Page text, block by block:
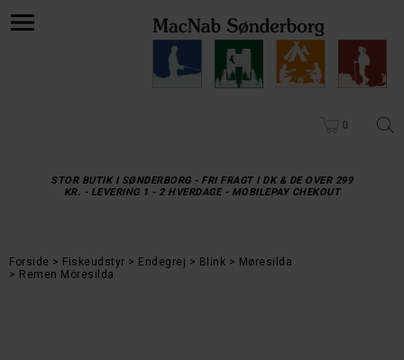
0
STOR BUTIK I SØNDERBORG - FRI FRAGT I DK & DE OVER 299
KR. - LEVERING 1 - 2 HVERDAGE - MOBILEPAY CHEKOUT
Forside Fiskeudstyr Endegrej Blink
Møresilda
Remen Möresilda